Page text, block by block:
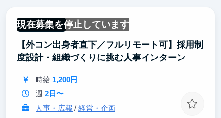
現在募集を停止しています
フルリモート
【外コン出身者直下／フルリモート可】採用制
度設計・組織づくりに挑む人事インターン
時給 1,200円
週 2日〜
人事・広報 / 経営・企画